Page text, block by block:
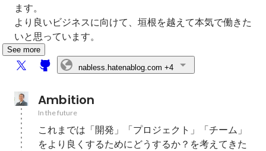
ます。
より良いビジネスに向けて、垣根を越えて本気で働きた
いと思っています。
See more
nabless.hatenablog.com +4
Ambition
In the future
これまでは「開発」「プロジェクト」「チーム」
をより良くするためにどうするか？を考えてきた